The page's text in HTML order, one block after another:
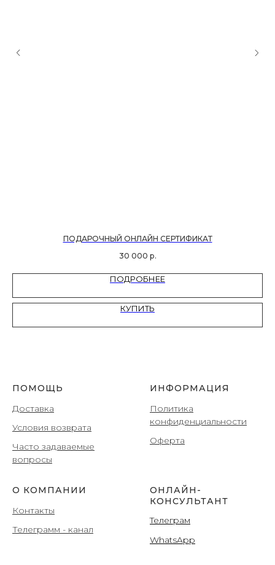
ПОДАРОЧНЫЙ ОНЛАЙН СЕРТИФИКАТ
30 000 р.
ПОДРОБНЕЕ
КУПИТЬ
ПОМОЩЬ
Доставка
Условия возврата
Часто задаваемые
вопросы
ИНФОРМАЦИЯ
Политика
конфиденциальности
Оферта
О КОМПАНИИ
Контакты
Телеграмм - канал
ОНЛАЙН-
КОНСУЛЬТАНТ
Teлеграм
WhatsApp